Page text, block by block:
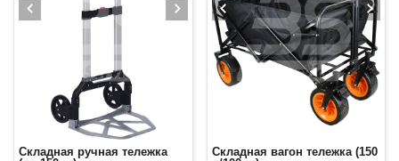
Cкладная ручная тележка
Складная вагон тележка (150